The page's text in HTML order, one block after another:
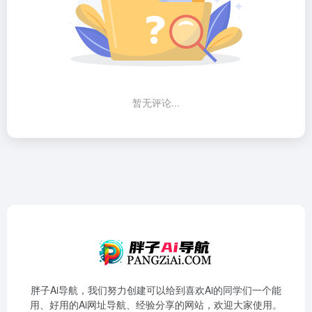
暂无评论...
胖子Ai导航，我们努力创建可以给到喜欢Ai的同学们一个能
用、好用的Ai网址导航、经验分享的网站，欢迎大家使用。